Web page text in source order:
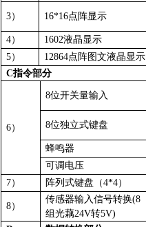
3） 16*16点阵显示
4）
1602液晶显示
5）
12864点阵图文液晶显示
C指令部分
6）
8位开关量输入
8位独立式键盘
蜂鸣器
可调电压
7）
阵列式键盘（4*4）
8）
传感器输入信号转换(8
组光藕24V转5V)